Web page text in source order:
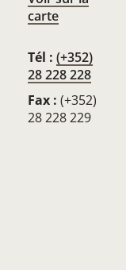
carte
Tél : (+352)
28 228 228
Fax : (+352)
28 228 229